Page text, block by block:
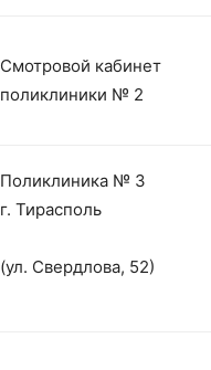
Смотровой кабинет
поликлиники № 2
Поликлиника № 3
г. Тирасполь
(ул. Свердлова, 52)